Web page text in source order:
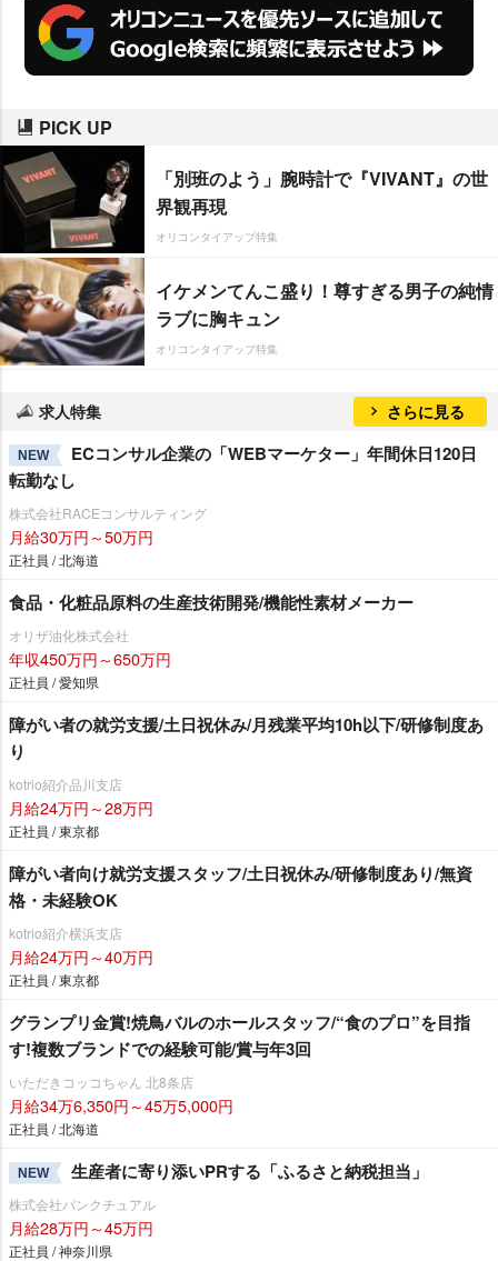
PICK UP
「別班のよう」腕時計で『VIVANT』の世
界観再現
オリコンタイアップ特集
イケメンてんこ盛り！尊すぎる男子の純情
ラブに胸キュン
オリコンタイアップ特集
求人特集 さらに見る
NEW
ECコンサル企業の「WEBマーケター」年間休日120日
転勤なし
株式会社RACEコンサルティング
月給30万円～50万円
正社員 / 北海道
食品・化粧品原料の生産技術開発/機能性素材メーカー
オリザ油化株式会社
年収450万円～650万円
正社員 / 愛知県
障がい者の就労支援/土日祝休み/月残業平均10h以下/研修制度あ
り
kotrio紹介品川支店
月給24万円～28万円
正社員 / 東京都
障がい者向け就労支援スタッフ/土日祝休み/研修制度あり/無資
格・未経験OK
kotrio紹介横浜支店
月給24万円～40万円
正社員 / 東京都
グランプリ金賞!焼鳥バルのホールスタッフ/“食のプロ”を目指
す!複数ブランドでの経験可能/賞与年3回
いただきコッコちゃん 北8条店
月給34万6,350円～45万5,000円
正社員 / 北海道
NEW 生産者に寄り添いPRする「ふるさと納税担当」
株式会社パンクチュアル
月給28万円～45万円
正社員 / 神奈川県